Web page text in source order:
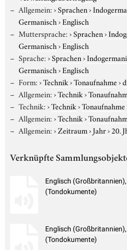
Allgemein:›Sprachen›
Germanisch›Englisch
Muttersprache:›Sprachen›
Germanisch›Englisch
Sprache:›Sprachen›
Germanisch›Englisch
Form:›Technik›Tonaufnahme›
Allgemein:›Technik›
Technik:›Technik›Tonaufnahme
Allgemein:›Technik›
Allgemein:›Zeitraum›Jahr›20.
Verknüpfte
Englisch
(Tondokumente)
Englisch
(Tondokumente)